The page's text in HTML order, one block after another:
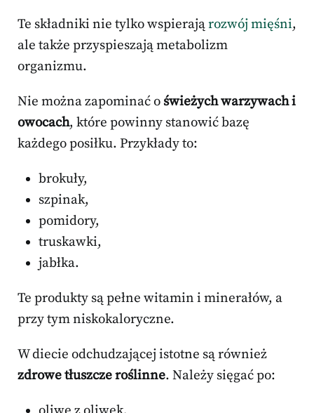
Te składniki nie tylko wspierająrozwój mięśni,
ale także przyspieszają metabolizm
organizmu.
Nie można zapominać o świeżych warzywach i
owocach, które powinny stanowić bazę
każdego posiłku. Przykłady to:
brokuły,
szpinak,
pomidory,
truskawki,
jabłka.
Te produkty są pełne witamin i minerałów, a
przy tym niskokaloryczne.
W diecie odchudzającej istotne są również
zdrowe tłuszcze roślinne. Należy sięgać po: